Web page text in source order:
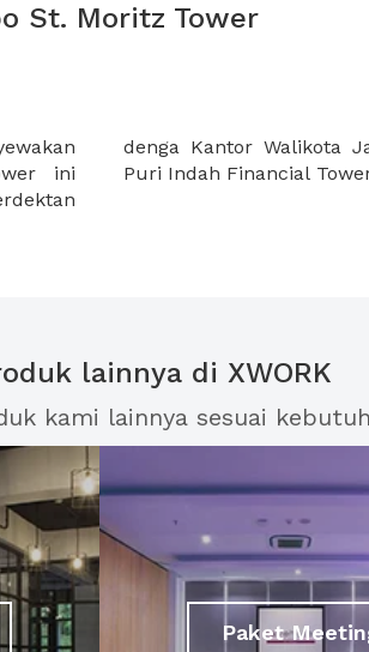
St. Moritz Tower
ini
dan
Puri Indah Financial
lainnya di XWORK
kami lainnya sesuai
Paket